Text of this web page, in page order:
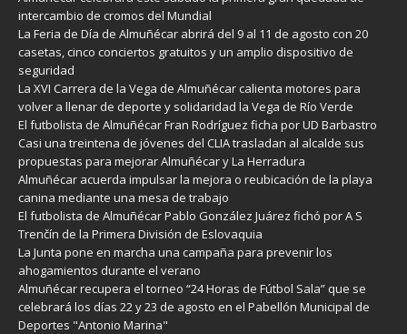
intercambio de cromos del Mundial
La Feria de Día de Almuñécar abrirá del 9 al 11 de agosto con 20
casetas, cinco conciertos gratuitos y un amplio dispositivo de
seguridad
La XVI Carrera de la Vega de Almuñécar calienta motores para
volver a llenar de deporte y solidaridad la Vega de Río Verde
El futbolista de Almuñécar Fran Rodríguez ficha por UD Barbastro
Casi una treintena de jóvenes del CLIA trasladan al alcalde sus
propuestas para mejorar Almuñécar y La Herradura
Almuñécar acuerda impulsar la mejora o reubicación de la playa
canina mediante una mesa de trabajo
El futbolista de Almuñécar Pablo González Juárez fichó por A S
Trenčín de la Primera División de Eslovaquia
La Junta pone en marcha una campaña para prevenir los
ahogamientos durante el verano
Almuñécar recupera el torneo “24 Horas de Fútbol Sala” que se
celebrará los días 22 y 23 de agosto en el Pabellón Municipal de
Deportes "Antonio Marina"